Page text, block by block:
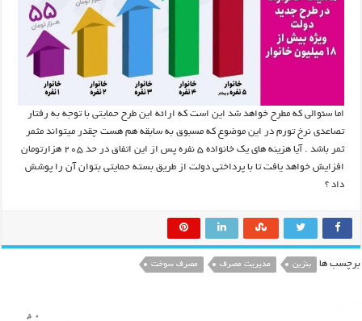
اما سئوالی که مطرح خواهد شد این است که ارائه این طرح حمایتی با توجه به رفتار
تصاعدی نرخ تورم در این موضوع که مسبوق به سابقه هم هست چقدر میتواند مثمر
ثمر باشد . آیا هزینه های یک خانواده ۵ نفره پس از این اتفاق در حد ۲۰۵ هزارتومان
افزایش خواهد یافت تا با پرداختی دولت از طریق بسته حمایتی بتوان آن را پوشش
داد ؟
برچسب ها بنزین مدیریت مصرف مصرف سوخت